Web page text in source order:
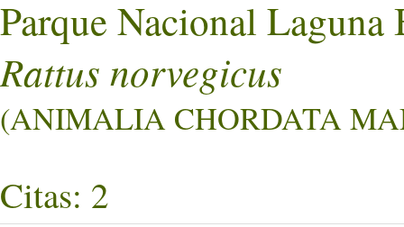
Parque Nacional Laguna
Rattus norvegicus
(ANIMALIA CHORDATA
Citas: 2